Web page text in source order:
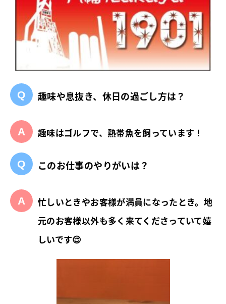
趣味や息抜き、休日の過ごし方は？
趣味はゴルフで、熱帯魚を飼っています！
このお仕事のやりがいは？
忙しいときやお客様が満員になったとき。地
元のお客様以外も多く来てくださっていて嬉
しいです😌